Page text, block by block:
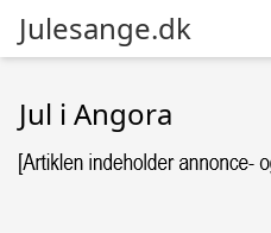
Julesange.dk
Jul i Angora